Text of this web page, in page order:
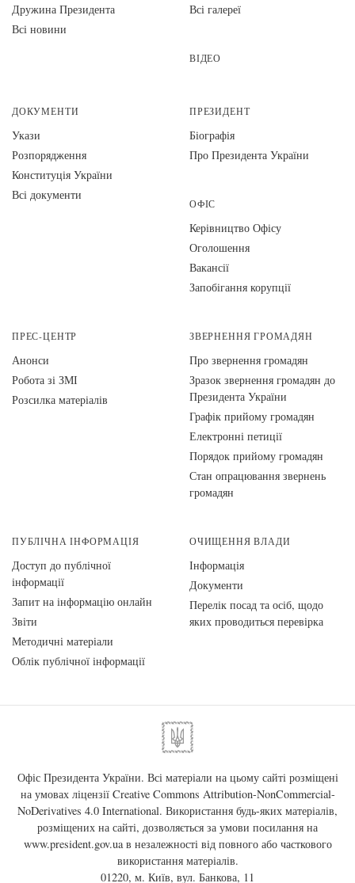
Дружина Президента
Всі новини
Всі галереї
ВІДЕО
ДОКУМЕНТИ
Укази
Розпорядження
Конституція України
Всі документи
ПРЕЗИДЕНТ
Біографія
Про Президента України
ОФІС
Керівництво Офісу
Оголошення
Вакансії
Запобігання корупції
ПРЕС-ЦЕНТР
Анонси
Робота зі ЗМІ
Розсилка матеріалів
ЗВЕРНЕННЯ ГРОМАДЯН
Про звернення громадян
Зразок звернення громадян до
Президента України
Графік прийому громадян
Електронні петиції
Порядок прийому громадян
Стан опрацювання звернень
громадян
ПУБЛІЧНА ІНФОРМАЦІЯ
Доступ до публічної
інформації
Запит на інформацію онлайн
Звіти
Методичні матеріали
Облік публічної інформації
ОЧИЩЕННЯ ВЛАДИ
Інформація
Документи
Перелік посад та осіб, щодо
яких проводиться перевірка
Офіс Президента України. Всі матеріали на цьому сайті розміщені
на умовах ліцензії Creative Commons Attribution-NonCommercial-
NoDerivatives 4.0 International. Використання будь-яких матеріалів,
розміщених на сайті, дозволяється за умови посилання на
www.president.gov.uaв незалежності від повного або часткового
використання матеріалів.
01220, м. Київ, вул. Банкова, 11